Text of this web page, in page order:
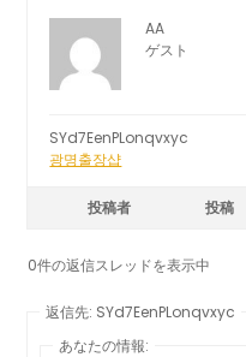
AA
ゲスト
SYd7EenPLonqvxyc
광명출장샵
投稿者 投稿
0件の返信スレッドを表示中
返信先: SYd7EenPLonqvxyc
あなたの情報: